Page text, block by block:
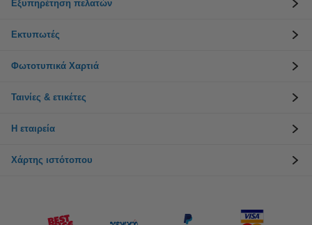
Εξυπηρέτηση πελατών
Εκτυπωτές
Φωτοτυπικά Χαρτιά
Ταινίες & ετικέτες
Η εταιρεία
Χάρτης ιστότοπου